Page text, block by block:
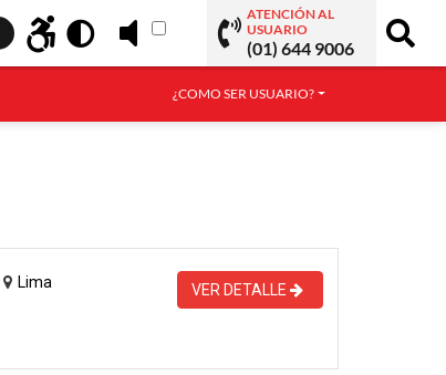
ATENCIÓN AL
USUARIO
(01) 644 9006
¿COMO SER USUARIO?
Lima VER DETALLE